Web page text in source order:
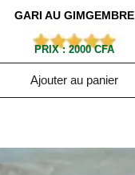
GARI AU GIMGEMBRE
PRIX :2000CFA
Ajouter au panier